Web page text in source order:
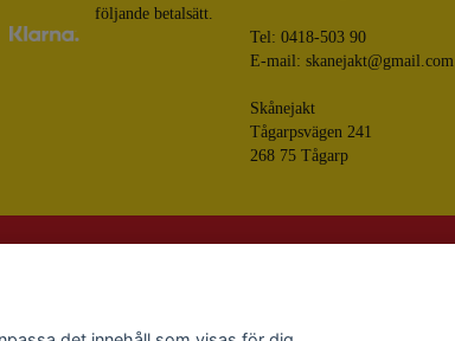
följande betalsätt.
Tel: 0418-503 90
E-mail:skanejakt@gmail.com
Skånejakt
Tågarpsvägen 241
268 75 Tågarp